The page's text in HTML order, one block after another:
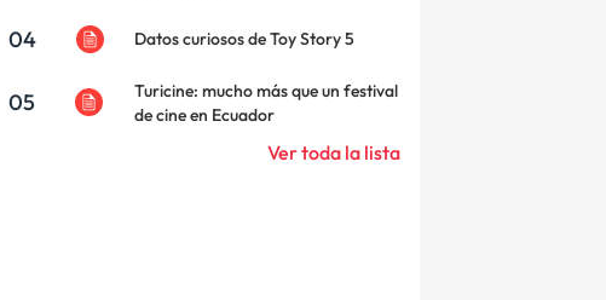
04 Datos curiosos de Toy Story 5
05
Turicine: mucho más que un festival
de cine en Ecuador
Ver toda la lista